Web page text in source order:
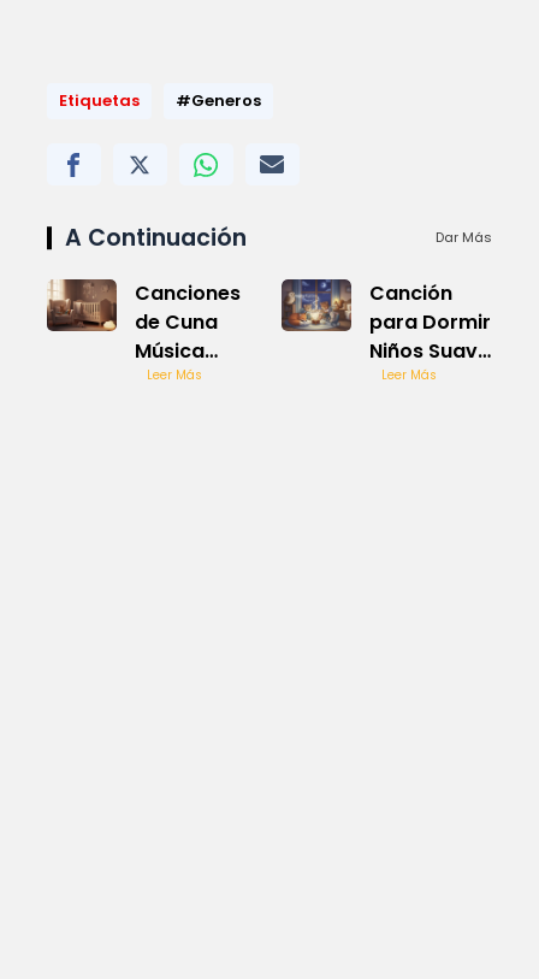
Etiquetas #Generos
A Continuación Dar Más
Canciones
de Cuna
Música
Relajante
Leer Más
Canción
para Dormir
Niños Suave
y Dulce
Leer Más